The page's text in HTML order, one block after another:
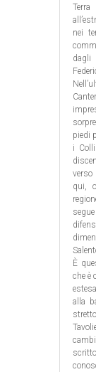
nei
dagli
piedi
i
verso
qui,
È
che è
alla